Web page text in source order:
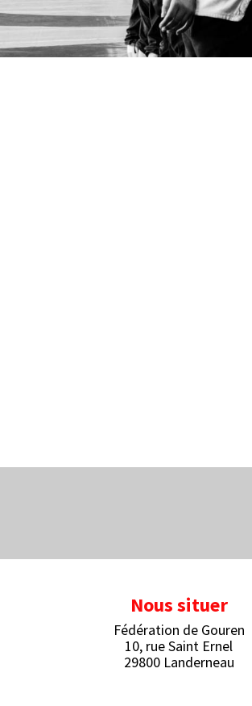
Nous situer
Fédération de Gouren
10, rue Saint Ernel
29800 Landerneau